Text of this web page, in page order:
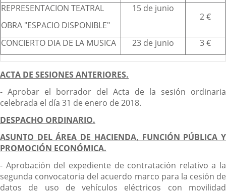
REPRESENTACION TEATRAL
OBRA "ESPACIO DISPONIBLE"
15 de junio
2 €
CONCIERTO DIA DE LA MUSICA 23 de junio 3 €
ACTA DE SESIONES ANTERIORES.
- Aprobar el borrador del Acta de la sesión ordinaria
celebrada el día 31 de enero de 2018.
DESPACHO ORDINARIO.
ASUNTO DEL ÁREA DE HACIENDA, FUNCIÓN PÚBLICA Y
PROMOCIÓN ECONÓMICA.
- Aprobación del expediente de contratación relativo a la
segunda convocatoria del acuerdo marco para la cesión de
datos de uso de vehículos eléctricos con movilidad